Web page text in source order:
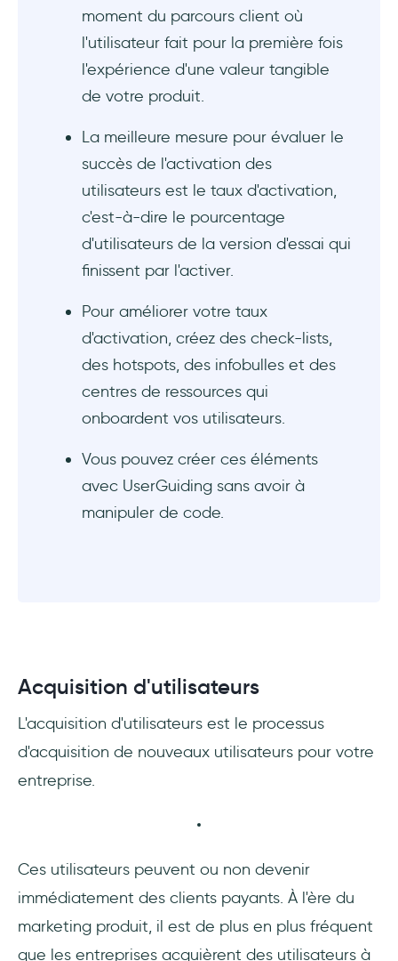
moment du parcours client où
l'utilisateur fait pour la première fois
l'expérience d'une valeur tangible
de votre produit.
La meilleure mesure pour évaluer le
succès de l'activation des
utilisateurs est le taux d'activation,
c'est-à-dire le pourcentage
d'utilisateurs de la version d'essai qui
finissent par l'activer.
Pour améliorer votre taux
d'activation, créez des check-lists,
des hotspots, des infobulles et des
centres de ressources qui
onboardent vos utilisateurs.
Vous pouvez créer ces éléments
avec UserGuiding sans avoir à
manipuler de code.
Acquisition d'utilisateurs
L'acquisition d'utilisateurs est le processus
d'acquisition de nouveaux utilisateurs pour votre
entreprise.
Ces utilisateurs peuvent ou non devenir
immédiatement des clients payants. À l'ère du
marketing produit, il est de plus en plus fréquent
que les entreprises acquièrent des utilisateurs à